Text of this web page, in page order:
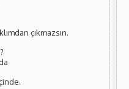
çıkmazsın.